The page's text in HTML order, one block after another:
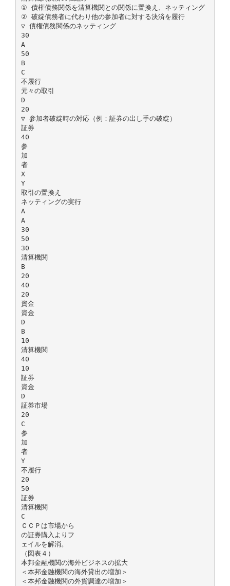
① 債権債務関係を清算機関との関係に置換え、ネッティング
② 破綻債務者に代わり他の参加者に対する決済を履行
▽ 債権債務関係のネッティング
30
A
50
B
C
不履行
元々の取引
D
20
▽ 参加者破綻時の対応（例：証券の出し手の破綻）
証券
40
参
加
者
X
Y
取引の置換え
ネッティングの実行
A
A
30
50
30
清算機関
B
20
40
20
資金
資金
D
B
10
清算機関
40
10
証券
資金
D
証券市場
20
C
参
加
者
Y
不履行
20
50
証券
清算機関
C
ＣＣＰは市場から
の証券購入よりフ
ェイルを解消。
（図表４）
本邦金融機関の海外ビジネスの拡大
＜本邦金融機関の海外貸出の増加＞
＜本邦金融機関の外貨調達の増加＞